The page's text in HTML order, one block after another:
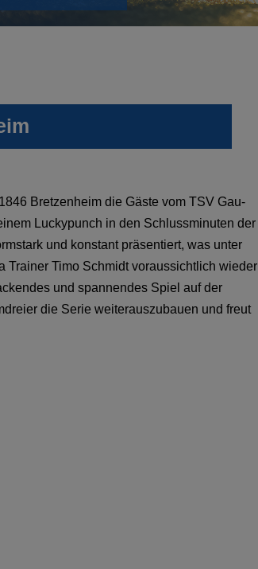
Bretzenheim die Gäste vom TSV Gau-
Luckypunch in den Schlussminuten der
und konstant präsentiert, was unter
Trainer Timo Schmidt voraussichtlich wieder
und spannendes Spiel auf der
die Serie weiterauszubauen und freut